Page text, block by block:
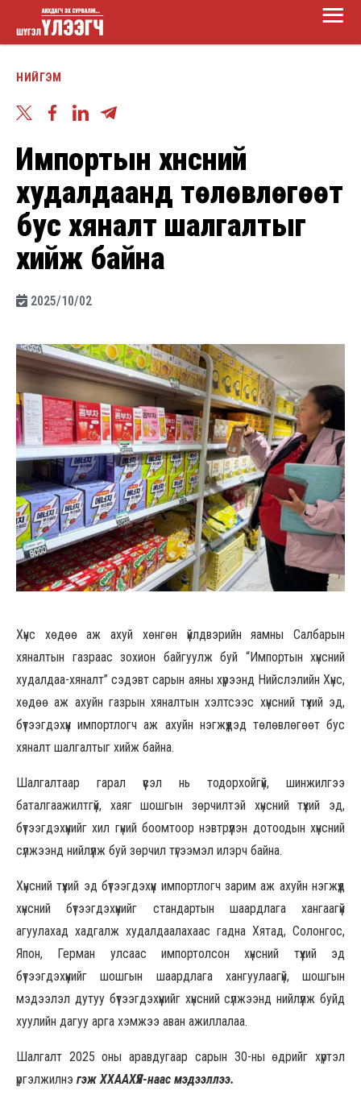
Skip
to
үлээгч
Main
Menu
НИЙГЭМ
Импортын хүнсний
худалдаанд төлөвлөгөөт
бус хяналт шалгалтыг
хийж байна
2025/10/02
Хүнс хөдөө аж ахуй хөнгөн үйлдвэрийн яамны Салбарын
хяналтын газраас зохион байгуулж буй “Импортын хүнсний
худалдаа-хяналт” сэдэвт сарын аяны хүрээнд Нийслэлийн Хүнс,
хөдөө аж ахуйн газрын хяналтын хэлтсээс хүнсний түүхий эд,
бүтээгдэхүүн импортлогч аж ахуйн нэгжүүдэд төлөвлөгөөт бус
хяналт шалгалтыг хийж байна.
Шалгалтаар гарал үүсэл нь тодорхойгүй, шинжилгээ
баталгаажилтгүй, хаяг шошгын зөрчилтэй хүнсний түүхий эд,
бүтээгдэхүүнийг хил гүний боомтоор нэвтрүүлэн дотоодын хүнсний
сүлжээнд нийлүүлж буй зөрчил түгээмэл илэрч байна.
Хүнсний түүхий эд бүтээгдэхүүн импортлогч зарим аж ахуйн нэгжүүд
хүнсний бүтээгдэхүүнийг стандартын шаардлага хангаагүй
агуулахад хадгалж худалдаалахаас гадна Хятад, Солонгос,
Япон, Герман улсаас импортолсон хүнсний түүхий эд
бүтээгдэхүүнийг шошгын шаардлага хангуулаагүй, шошгын
мэдээлэл дутуу бүтээгдэхүүнийг хүнсний сүлжээнд нийлүүлж буйд
хуулийн дагуу арга хэмжээ аван ажиллалаа.
Шалгалт 2025 оны аравдугаар сарын 30-ны өдрийг хүртэл
үргэлжилнэ гэж ХХААХҮЯ-наас мэдээллээ.